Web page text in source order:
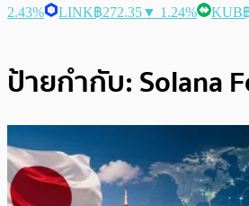
2.43%
LINK฿272.35▼ 1.24% KUB
ป้ายกำกับ: Solana